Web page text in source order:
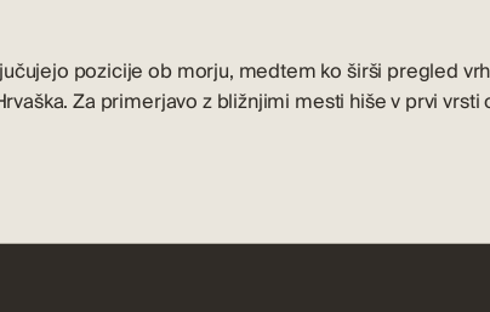
pozicije ob morju, medtem ko širši pregled
. Za primerjavo z bližnjimi mesti hiše v prvi vrsti